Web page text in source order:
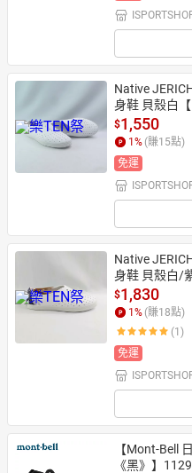
電子/紙本書
HOT
Native
身鞋 貝殼白
$1,550
1 % (賺15點)
免運
Native
身鞋 貝殼白/
$1,830
1 % (賺18點)
(1)
免運
【Mont-Bell
《黑》】